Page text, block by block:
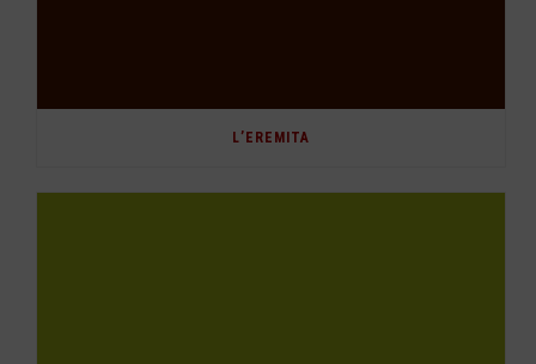
L’EREMITA